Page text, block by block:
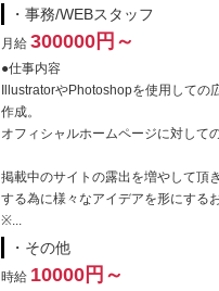
・事務/WEBスタッフ
月給 300000円～
●仕事内容
IllustratorやPhotoshopを使用しての
作成。
オフィシャルホームページに対して
掲載中のサイトの露出を増やして頂
する為に様々なアイデアを形にする
※...
・その他
時給 10000円～